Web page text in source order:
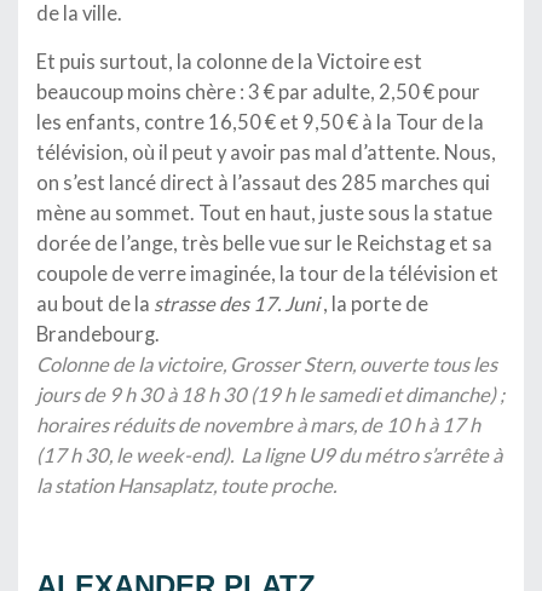
de la ville.
Et puis surtout, la colonne de la Victoire est
beaucoup moins chère : 3 € par adulte, 2,50 € pour
les enfants, contre 16,50 € et 9,50 € à la Tour de la
télévision, où il peut y avoir pas mal d’attente. Nous,
on s’est lancé direct à l’assaut des 285 marches qui
mène au sommet. Tout en haut, juste sous la statue
dorée de l’ange, très belle vue sur le Reichstag et sa
coupole de verre imaginée, la tour de la télévision et
au bout de la strasse des 17. Juni, la porte de
Brandebourg.
Colonne de la victoire, Grosser Stern, ouverte tous les
jours de 9 h 30 à 18 h 30 (19 h le samedi et dimanche) ;
horaires réduits de novembre à mars, de 10 h à 17 h
(17 h 30, le week-end). La ligne U9 du métro s’arrête à
la station Hansaplatz, toute proche.